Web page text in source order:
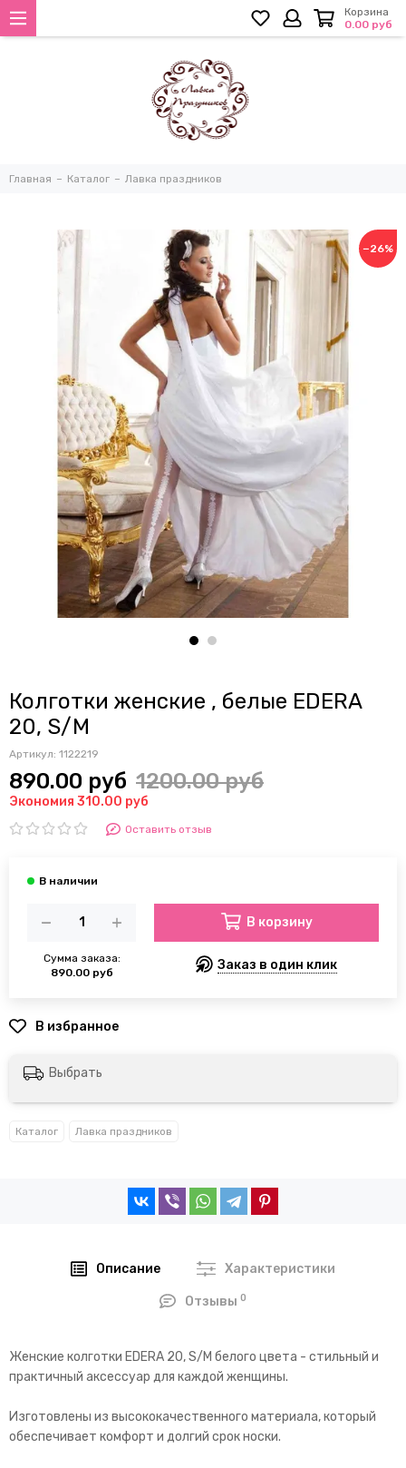
Корзина
0.00 руб
Главная Каталог Лавка праздников
−26%
Колготки женские , белые EDERA
20, S/M
Артикул: 1122219
890.00 руб 1200.00 руб
Экономия 310.00 руб
Оставить отзыв
Сумма заказа:
890.00 руб
В корзину
Заказ в один клик
Выбрать
Каталог Лавка праздников
Описание Характеристики
Отзывы0
Женские колготки EDERA 20, S/M белого цвета - стильный и
практичный аксессуар для каждой женщины.
Изготовлены из высококачественного материала, который
обеспечивает комфорт и долгий срок носки.